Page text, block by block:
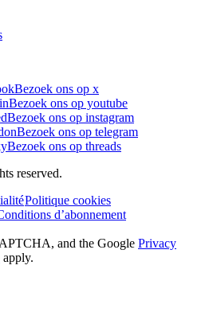
Bezoek ons op x
Bezoek ons op youtube
Bezoek ons op instagram
Bezoek ons op telegram
Bezoek ons op threads
reserved.
Politique cookies
d’abonnement
and the Google Privacy
apply.